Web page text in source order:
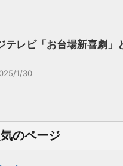
テレビ「お台場新喜劇」
1/30
のページ